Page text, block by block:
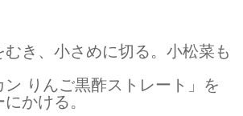
き、小さめに切る。小松菜も
りんご黒酢ストレート」を
かける。